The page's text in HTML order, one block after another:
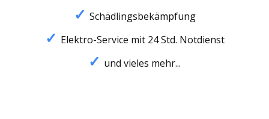
Schädlingsbekämpfung
Elektro-Service mit 24 Std. Notdienst
und vieles mehr...